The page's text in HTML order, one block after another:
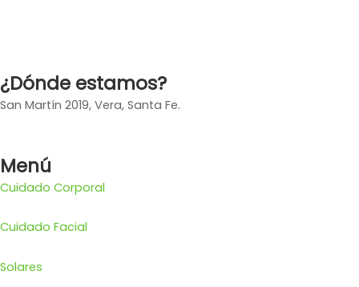
¿Dónde estamos?
San Martín 2019, Vera, Santa Fe.
Menú
Cuidado Corporal
Cuidado Facial
Solares